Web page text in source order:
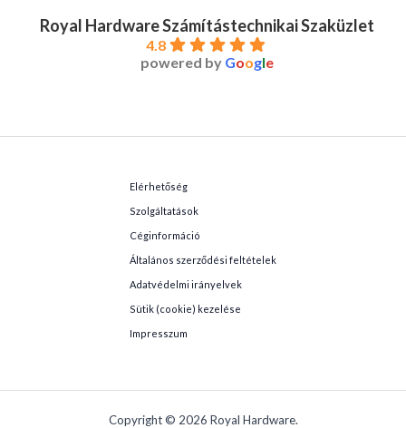
Royal Hardware Számítástechnikai Szaküzlet
4.8
powered by Google
Elérhetőség
Szolgáltatások
Céginformáció
Általános szerződési feltételek
Adatvédelmi irányelvek
Sütik (cookie) kezelése
Impresszum
Copyright © 2026 Royal Hardware.